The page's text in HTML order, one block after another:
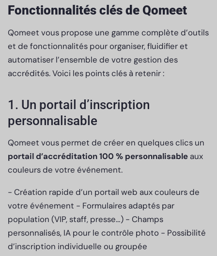
Fonctionnalités clés de Qomeet
Qomeet vous propose une gamme complète d’outils
et de fonctionnalités pour organiser, fluidifier et
automatiser l’ensemble de votre gestion des
accrédités. Voici les points clés à retenir :
1. Un portail d’inscription
personnalisable
Qomeet vous permet de créer en quelques clics un
portail d’accréditation100 % personnalisable aux
couleurs de votre événement.
- Création rapide d’un portail web aux couleurs de
votre événement - Formulaires adaptés par
population (VIP, staff, presse…) - Champs
personnalisés, IA pour le contrôle photo - Possibilité
d’inscription individuelle ou groupée